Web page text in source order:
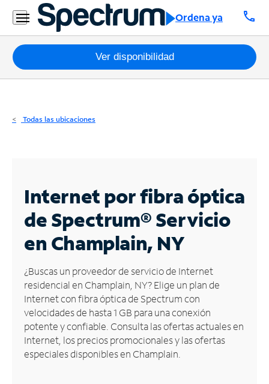
Ordena ya call
Residencial
Business
Paquetes
Internet
Business
Contáctanos
Inglés
Administrar
cuenta
Encuentra
una
tienda
Ver disponibilidad
Todas las ubicaciones
Internet por fibra óptica
de Spectrum®Servicio
en Champlain, NY
¿Buscas un proveedor de servicio de Internet
residencial en Champlain, NY? Elige un plan de
Internet con fibra óptica de Spectrum con
velocidades de hasta 1 GB para una conexión
potente y confiable. Consulta las ofertas actuales en
Internet, los precios promocionales y las ofertas
especiales disponibles en Champlain.